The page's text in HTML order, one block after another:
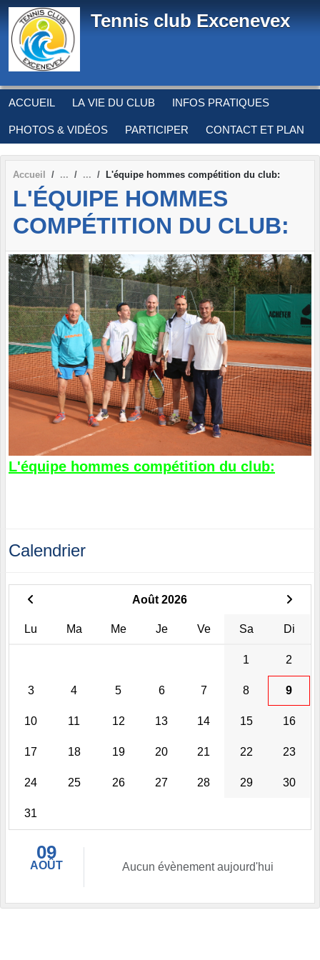
Tennis club Excenevex
ACCUEIL LA VIE DU CLUB INFOS PRATIQUES
PHOTOS & VIDÉOS PARTICIPER CONTACT ET PLAN
Accueil L'équipe hommes compétition du club:
L'ÉQUIPE HOMMES
COMPÉTITION DU CLUB:
L'équipe hommes compétition du club:
Calendrier
Août 2026
Lu Ma Me Je Ve Sa Di
1 2
3 4 5 6 7 8 9
10 11 12 13 14 15 16
17 18 19 20 21 22 23
24 25 26 27 28 29 30
31
09
AOÛT Aucun évènement aujourd'hui
Panneau de gestion des cookies